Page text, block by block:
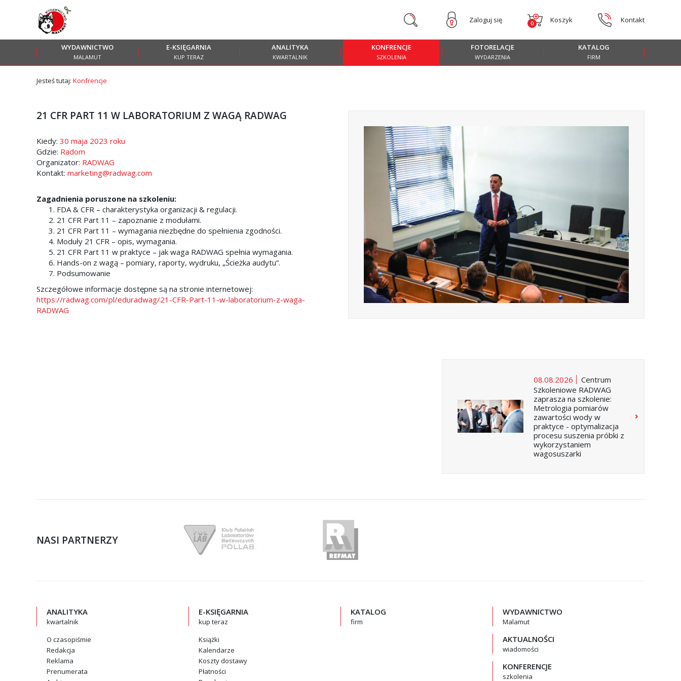
Przejdź
do menu
głównego
Przejdź
menu
stopce
Zaloguj się 0 Koszyk Kontakt
WYDAWNICTWO
MALAMUT
E-KSIĘGARNIA
KUP TERAZ
ANALITYKA
KWARTALNIK
KONFRENCJE
SZKOLENIA
FOTORELACJE
WYDARZENIA
KATALOG
FIRM
Jesteś tutaj: Konfrencje
21 CFR PART 11 W LABORATORIUM Z WAGĄ RADWAG
Kiedy: 30 maja 2023 roku
Gdzie: Radom
Organizator: RADWAG
Kontakt: marketing@radwag.com
Zagadnienia poruszone na szkoleniu:
FDA & CFR – charakterystyka organizacji & regulacji.
21 CFR Part 11 – zapoznanie z modułami.
21 CFR Part 11 – wymagania niezbędne do spełnienia zgodności.
Moduły 21 CFR – opis, wymagania.
21 CFR Part 11 w praktyce – jak waga RADWAG spełnia wymagania.
Hands-on z wagą – pomiary, raporty, wydruku, „Ścieżka audytu”.
Podsumowanie
Szczegółowe informacje dostępne są na stronie internetowej:
https://radwag.com/pl/eduradwag/21-CFR-Part-11-w-laboratorium-z-waga-
RADWAG
08.08.2026
Centrum
Szkoleniowe RADWAG
zaprasza na szkolenie:
Metrologia pomiarów
zawartości wody w
praktyce - optymalizacja
procesu suszenia próbki z
wykorzystaniem
wagosuszarki
NASI PARTNERZY
ANALITYKA
kwartalnik
O czasopiśmie
Redakcja
Reklama
Prenumerata
E-KSIĘGARNIA
kup teraz
Książki
Kalendarze
Koszty dostawy
Płatności
KATALOG
firm
WYDAWNICTWO
Malamut
AKTUALNOŚCI
wiadomości
KONFERENCJE
szkolenia